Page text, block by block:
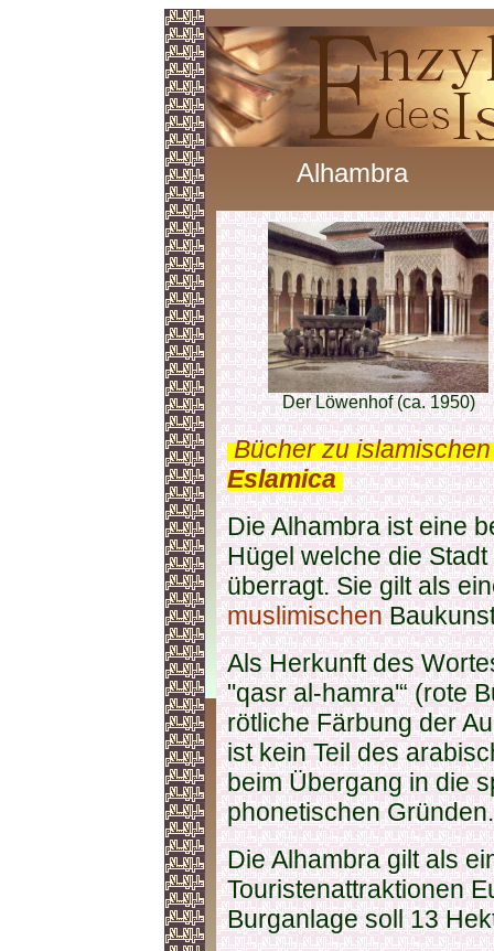
Alhambra
Der Löwenhof (ca. 1950)
.Bücher zu
Eslamica.
Die Alhambra ist eine
Hügel welche die Stadt
überragt. Sie gilt als
muslimischen
Als Herkunft des
"qasr al-hamra'“ (rote
rötliche Färbung der
ist kein Teil des
beim Übergang in die
phonetischen Gründen.
Die Alhambra gilt als
Touristenattraktionen
Burganlage soll 13